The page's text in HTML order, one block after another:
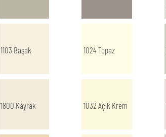
1103 Başak 1024 Topaz
1800 Kayrak 1032 Açık Krem